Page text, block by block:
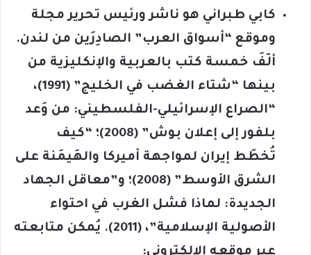
كابي طبراني هو ناشر ورئيس تحرير مجلة
وموقع “أسواق العرب” الصادِرَين من لندن.
ألّفَ خمسة كتب بالعربية والإنكليزية من
بينها “شتاء الغضب في الخليج” (1991)،
“الصراع الإسرائيلي-الفلسطيني: من وَعد
بلفور إلى إعلان بوش” (2008)؛ “كيف
تُخطّط إيران لمواجهة أميركا والهَيمَنة على
الشرق الأوسط” (2008)؛ و”معاقل الجهاد
الجديدة: لماذا فشل الغرب في احتواء
الأصولية الإسلامية”، (2011). يُمكن متابعته
عبر موقعه الإلكتروني: